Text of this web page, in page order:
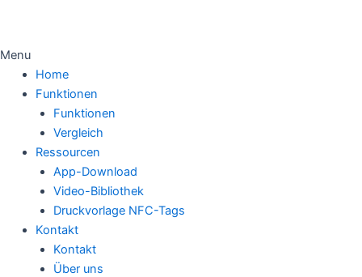
Menu
Home
Funktionen
Funktionen
Vergleich
Ressourcen
App-Download
Video-Bibliothek
Druckvorlage NFC-Tags
Kontakt
Kontakt
Über uns